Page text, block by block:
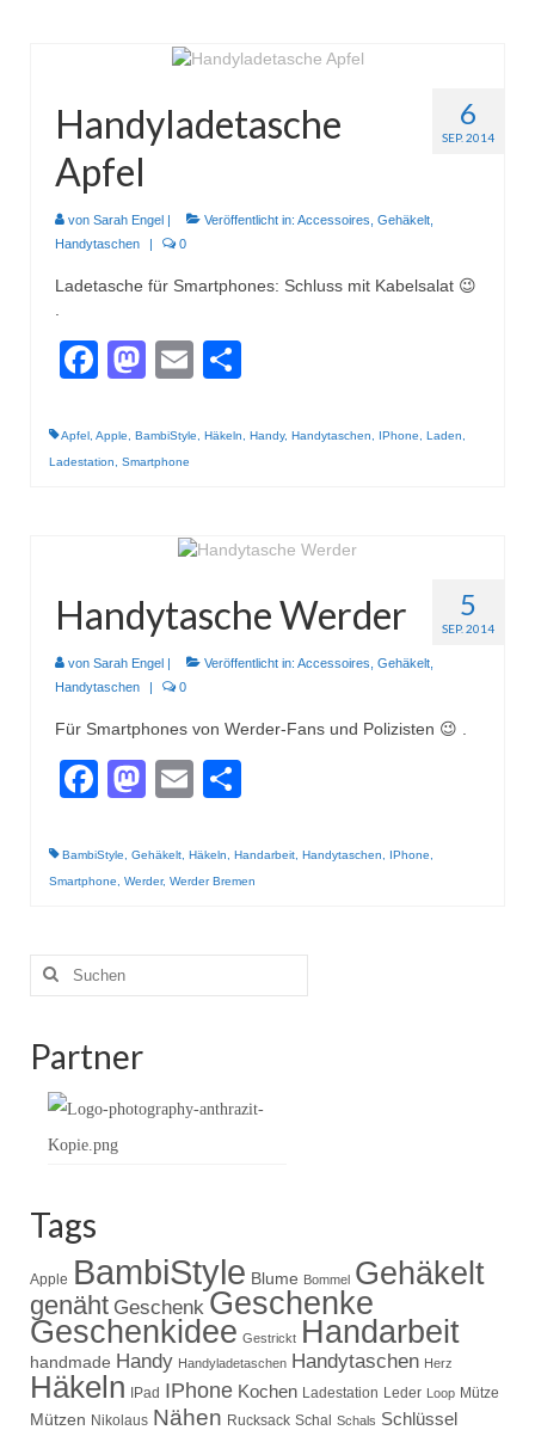
6
SEP. 2014
Handyladetasche
Apfel
von Sarah Engel | Veröffentlicht in: Accessoires Gehäkelt
Handytaschen
| 0
Ladetasche für Smartphones: Schluss mit Kabelsalat 😉
Facebook
Mastodon
Email
Apfel Apple BambiStyle Häkeln Handy, Handytaschen IPhone Laden
Ladestation
Smartphone
5
SEP. 2014
Handytasche Werder
von Sarah Engel | Veröffentlicht in: Accessoires Gehäkelt
Handytaschen
| 0
Für Smartphones von Werder-Fans und Polizisten 😉 .
Facebook
Mastodon
Email
BambiStyle Gehäkelt Häkeln Handarbeit Handytaschen IPhone
Smartphone
Werder, Werder Bremen
Suche
Partner
Tags
Apple BambiStyle Blume Bommel Gehäkelt
genäht Geschenk Geschenke
Geschenkidee Gestrickt Handarbeit
handmade Handy Handyladetaschen Handytaschen Herz
Häkeln IPad IPhone Kochen Ladestation Leder Loop Mütze
Mützen Nikolaus Nähen Rucksack Schal Schals Schlüssel